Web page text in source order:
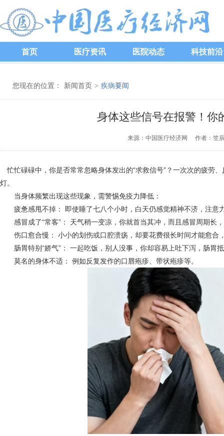
首页 医疗资讯 医院动态 科技前沿
您现在的位置： 新闻首页 > 疾病要闻
身体这些信号在报警！你
来源：中国医疗经济网 作者：
忙忙碌碌中，你是否常常忽略身体发出的“求救信号”？一次次的疲劳
灯。
当身体频繁出现这些现象，需警惕免疫力降低：
疲惫感甩不掉： 即使睡了七八个小时，白天仍感觉精神不济，注意
感冒成了“常客”： 天气稍一变凉，你就首当其冲，而且感冒周期长
伤口愈合慢： 小小的划伤或口腔溃疡，却要花费很长时间才能愈合
肠胃特别“娇气”： 一起吃饭，别人没事，你却容易上吐下泻，肠胃
莫名的身体不适： 例如反复发作的口唇疱疹、带状疱疹等。